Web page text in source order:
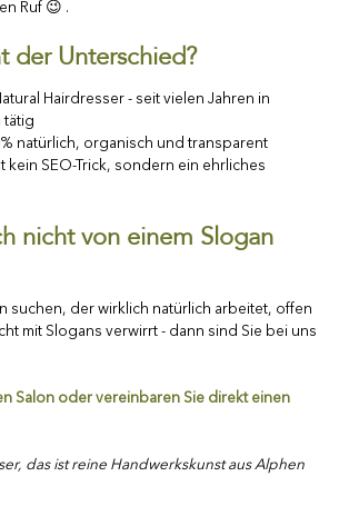
Ruf 😉 .
der Unterschied?
Hairdresser - seit vielen Jahren in
tätig
natürlich, organisch und transparent
kein SEO-Trick, sondern ein ehrliches
nicht von einem Slogan
suchen, der wirklich natürlich arbeitet, offen
mit Slogans verwirrt - dann sind Sie bei uns
Salon oder vereinbaren Sie direkt einen
das ist reine Handwerkskunst aus Alphen